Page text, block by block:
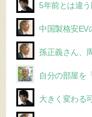
5年前とは違
中国製格安EV
孫正義さん、
自分の部屋を
大きく変わる